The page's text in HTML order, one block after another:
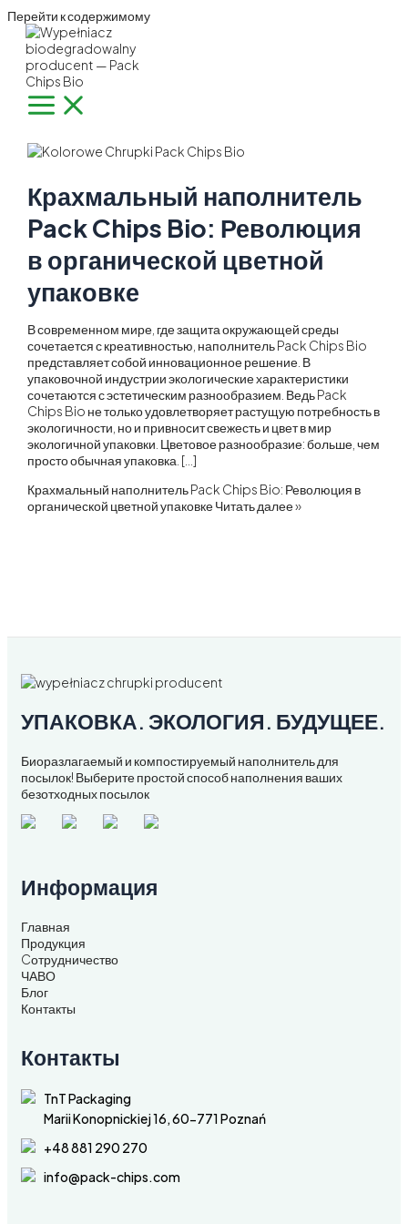
Перейти к содержимому
Крахмальный наполнитель
Pack Chips Bio: Революция
в органической цветной
упаковке
В современном мире, где защита окружающей среды
сочетается с креативностью, наполнитель Pack Chips Bio
представляет собой инновационное решение. В
упаковочной индустрии экологические характеристики
сочетаются с эстетическим разнообразием. Ведь Pack
Chips Bio не только удовлетворяет растущую потребность в
экологичности, но и привносит свежесть и цвет в мир
экологичной упаковки. Цветовое разнообразие: больше, чем
просто обычная упаковка. […]
Крахмальный наполнитель Pack Chips Bio: Революция в
органической цветной упаковкеЧитать далее »
УПАКОВКА. ЭКОЛОГИЯ. БУДУЩЕЕ.
Биоразлагаемый и компостируемый наполнитель для
посылок! Выберите простой способ наполнения ваших
безотходных посылок
Информация
Главная
Продукция
Cотрудничество
ЧАВО
Блог
Контакты
Контакты
TnT Packaging
Marii Konopnickiej 16, 60-771 Poznań
+48 881 290 270
info@pack-chips.com